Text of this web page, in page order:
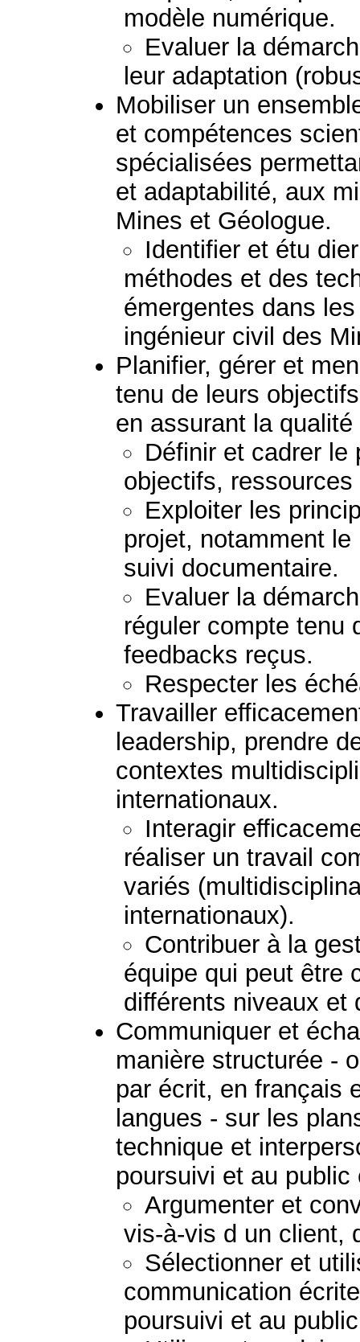
modèle numérique.
Evaluer la
leur adaptation
Mobiliser un
et compétences
spécialisées
et adaptabilité, aux
Mines et Géologue.
Identifier et étu
méthodes et des
émergentes dans
ingénieur civil des
Planifier, gérer et
tenu de leurs
en assurant la
Définir et cadrer le
objectifs,
Exploiter les
projet, notamment
suivi documentaire.
Evaluer la
réguler compte tenu
feedbacks reçus.
Respecter les
Travailler
leadership, prendre
contextes
internationaux.
Interagir
réaliser un travail
variés
internationaux).
Contribuer à la
équipe qui peut être
différents niveaux et
Communiquer et
manière structurée -
par écrit, en français
langues - sur les
technique et
poursuivi et au public
Argumenter et
vis-à-vis d un client,
Sélectionner et
communication
poursuivi et au